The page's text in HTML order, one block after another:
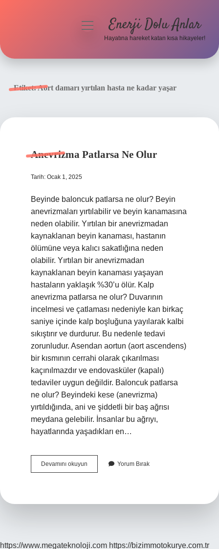
menüyüEnerji Dolu Anlar
Hayatına hareket katan kısa hikayeler!
Etiket:Aort damarı yırtılan hasta ne kadar yaşar
Anevrizma Patlarsa Ne Olur
Tarih: Ocak 1, 2025
Beyinde baloncuk patlarsa ne olur? Beyin
anevrizmaları yırtılabilir ve beyin kanamasına
neden olabilir. Yırtılan bir anevrizmadan
kaynaklanan beyin kanaması, hastanın
ölümüne veya kalıcı sakatlığına neden
olabilir. Yırtılan bir anevrizmadan
kaynaklanan beyin kanaması yaşayan
hastaların yaklaşık %30’u ölür. Kalp
anevrizma patlarsa ne olur? Duvarının
incelmesi ve çatlaması nedeniyle kan birkaç
saniye içinde kalp boşluğuna yayılarak kalbi
sıkıştırır ve durdurur. Bu nedenle tedavi
zorunludur. Asendan aortun (aort ascendens)
bir kısmının cerrahi olarak çıkarılması
kaçınılmazdır ve endovasküler (kapalı)
tedaviler uygun değildir. Baloncuk patlarsa
ne olur? Beyindeki kese (anevrizma)
yırtıldığında, ani ve şiddetli bir baş ağrısı
meydana gelebilir. İnsanlar bu ağrıyı,
hayatlarında yaşadıkları en…
Devamını okuyun Anevrizma
Patlarsa
Yorum Bırak
https://www.megateknoloji.com https://bizimmotokurye.com.tr